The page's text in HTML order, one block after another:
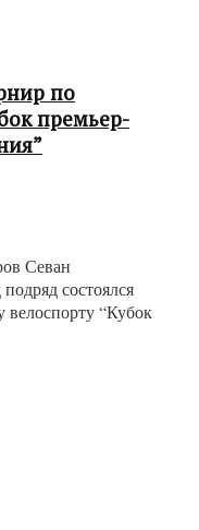
по
премьер-
Севан
состоялся
“Кубок